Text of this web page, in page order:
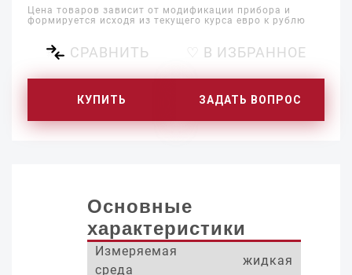
Цена товаров зависит от модификации прибора и
формируется исходя из текущего курса евро к рублю
СРАВНИТЬ ♡ В ИЗБРАННОЕ
КУПИТЬ ЗАДАТЬ ВОПРОС
Основные
характеристики
Измеряемая
среда
жидкая